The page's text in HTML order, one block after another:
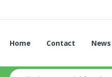
Home Contact News
Search